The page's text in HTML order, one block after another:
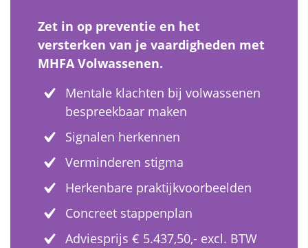
Zet in op preventie en het
versterken van je vaardigheden met
MHFA Volwassenen.
Mentale klachten bij volwassenen
bespreekbaar maken
Signalen herkennen
Verminderen stigma
Herkenbare praktijkvoorbeelden
Concreet stappenplan
Adviesprijs € 5.437,50,- excl. BTW